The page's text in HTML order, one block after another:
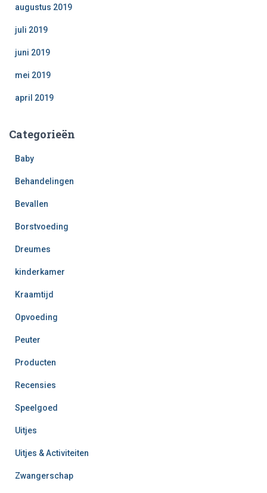
augustus 2019
juli 2019
juni 2019
mei 2019
april 2019
Categorieën
Baby
Behandelingen
Bevallen
Borstvoeding
Dreumes
kinderkamer
Kraamtijd
Opvoeding
Peuter
Producten
Recensies
Speelgoed
Uitjes
Uitjes & Activiteiten
Zwangerschap